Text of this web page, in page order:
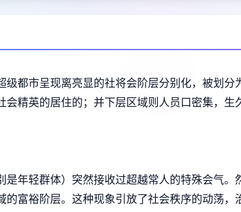
都市呈现离亮显的社将会阶层分别化，被划分
精英的居住的；并下层区域则人员口密集，生
年轻群体）突然接收过超越常人的特殊会气。
富裕阶层。这种现象引放了社会秩序的动荡，